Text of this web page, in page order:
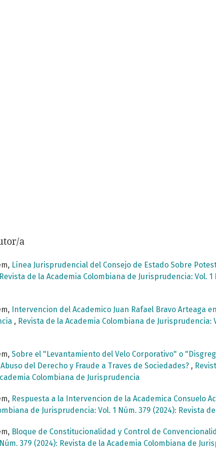
a
Línea Jurisprudencial del Consejo de Estado Sobre
Revista de la Academia Colombiana de Jurisprudencia: Vol.
Intervencion del Academico Juan Rafael Bravo Arteaga
, Revista de la Academia Colombiana de Jurisprudencia:
Sobre el "Levantamiento del Velo Corporativo" o
del Derecho y Fraude a Traves de Sociedades? ,
Colombiana de Jurisprudencia
Respuesta a la Intervencion de la Academica Consuelo
de Jurisprudencia: Vol. 1 Núm. 379 (2024): Revista
Bloque de Constitucionalidad y Control de
379 (2024): Revista de la Academia Colombiana de